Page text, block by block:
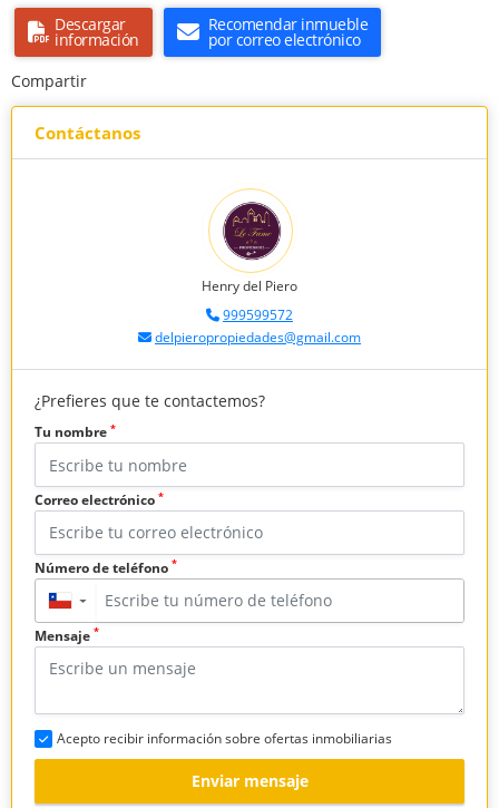
Descargar
información
Recomendar inmueble
por correo electrónico
Compartir
Contáctanos
Henry del Piero
999599572
delpieropropiedades@gmail.com
¿Prefieres que te contactemos?
Tu nombre *
Correo electrónico *
Número de teléfono *
▼
Mensaje *
Acepto recibir información sobre ofertas inmobiliarias
Enviar mensaje